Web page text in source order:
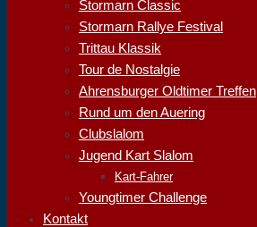
Stormarn Classic
Stormarn Rallye Festival
Trittau Klassik
Tour de Nostalgie
Ahrensburger Oldtimer Treffen
Rund um den Auering
Clubslalom
Jugend Kart Slalom
Kart-Fahrer
Youngtimer Challenge
Kontakt